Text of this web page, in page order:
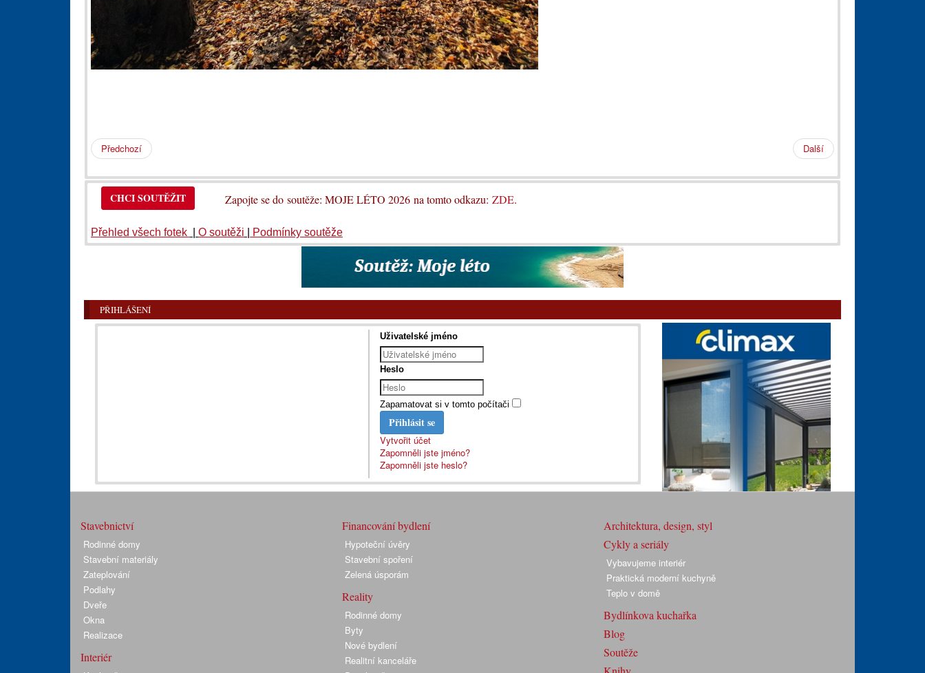
Předchozí Další
CHCI SOUTĚŽIT Zapojte se do soutěže: MOJE LÉTO 2026 na tomto odkazu: ZDE.
Přehled všech fotek O soutěži Podmínky soutěže
PŘIHLÁŠENÍ
Uživatelské jméno
Heslo
Zapamatovat si v tomto počítači
Přihlásit se
Vytvořit účet
Zapomněli jste jméno?
Zapomněli jste heslo?
Stavebnictví
Rodinné domy
Stavební materiály
Zateplování
Podlahy
Dveře
Okna
Realizace
Interiér
Financování bydlení
Hypoteční úvěry
Stavební spoření
Zelená úsporám
Reality
Rodinné domy
Byty
Nové bydlení
Realitní kanceláře
Architektura, design, styl
Cykly a seriály
Vybavujeme interiér
Praktická moderní kuchyně
Teplo v domě
Bydlínkova kuchařka
Blog
Soutěže